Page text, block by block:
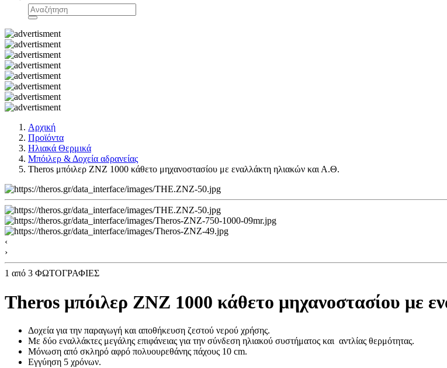
Αρχική
Προϊόντα
Ηλιακά Θερμικά
Μπόιλερ & Δοχεία αδρανείας
Theros μπόιλερ ΖΝZ 1000 κάθετο μηχανοστασίου με εναλλάκτη ηλιακών και Α.Θ.
‹
›
1 από 3 ΦΩΤΟΓΡΑΦΙΕΣ
Theros μπόιλερ ΖΝZ 1000 κάθετο μηχανοστασίου με
Δοχεία για την παραγωγή και αποθήκευση ζεστού νερού χρήσης.
Με δύο εναλλάκτες μεγάλης επιφάνειας για την σύνδεση ηλιακού συστήματος και αντλίας θερμότητας.
Mόνωση από σκληρό αφρό πολυουρεθάνης πάχους 10 cm.
Εγγύηση 5 χρόνων.